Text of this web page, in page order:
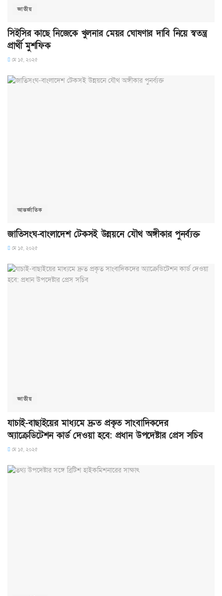
জাতীয়
সিইসির কাছে নিজেকে খুলনার মেয়র ঘোষণার দাবি নিয়ে স্বতন্ত্র
প্রার্থী মুশফিক
মে ১৫, ২০২৫
আন্তর্জাতিক
জাতিসংঘ-বাংলাদেশ টেকসই উন্নয়নে যৌথ অঙ্গীকার পুনর্ব্যক্ত
মে ১৫, ২০২৫
জাতীয়
যাচাই-বাছাইয়ের মাধ্যমে দ্রুত প্রকৃত সাংবাদিকদের
অ্যাক্রেডিটেশন কার্ড দেওয়া হবে: প্রধান উপদেষ্টার প্রেস সচিব
মে ১৫, ২০২৫